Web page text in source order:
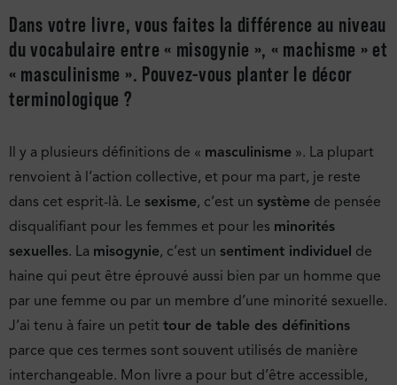
Dans votre livre, vous faites la différence au niveau
du vocabulaire entre « misogynie », « machisme » et
« masculinisme ». Pouvez-vous planter le décor
terminologique ?
Il y a plusieurs définitions de « masculinisme ». La plupart
renvoient à l’action collective, et pour ma part, je reste
dans cet esprit-là. Le sexisme, c’est un système de pensée
disqualifiant pour les femmes et pour les minorités
sexuelles. La misogynie, c’est un sentiment individuel de
haine qui peut être éprouvé aussi bien par un homme que
par une femme ou par un membre d’une minorité sexuelle.
J’ai tenu à faire un petit tour de table des définitions
parce que ces termes sont souvent utilisés de manière
interchangeable. Mon livre a pour but d’être accessible,